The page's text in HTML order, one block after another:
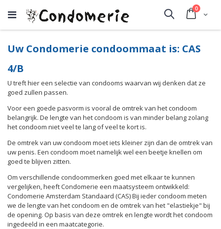
Cart
0
Search
Uw Condomerie condoommaat is: CAS
4/B
U treft hier een selectie van condooms waarvan wij denken dat ze
goed zullen passen.
Voor een goede pasvorm is vooral de omtrek van het condoom
belangrijk. De lengte van het condoom is van minder belang zolang
het condoom niet veel te lang of veel te kort is.
De omtrek van uw condoom moet iets kleiner zijn dan de omtrek van
uw penis. Een condoom moet namelijk wel een beetje knellen om
goed te blijven zitten.
Om verschillende condoommerken goed met elkaar te kunnen
vergelijken, heeft Condomerie een maatsysteem ontwikkeld:
Condomerie Amsterdam Standaard (CAS) Bij ieder condoom meten
we de lengte van het condoom en de omtrek van het "elastiekje" bij
de opening. Op basis van deze omtrek en lengte wordt het condoom
ingedeeld in een maatcategorie.